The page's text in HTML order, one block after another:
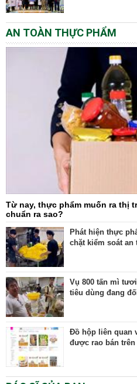
AN TOÀN THỰC PHẨM
Từ nay, thực phẩm muốn ra thị
chuẩn ra sao?
Phát hiện thực
chặt kiểm soát an
Vụ 800 tấn mì
tiêu dùng đang
Đồ hộp liên quan
được rao bán